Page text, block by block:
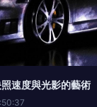
速度與光影的藝術